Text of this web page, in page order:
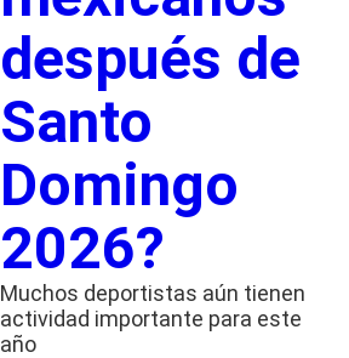
después de
Santo
Domingo
2026?
Muchos deportistas aún tienen
actividad importante para este
año